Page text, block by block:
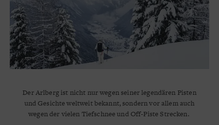
Der Arlberg ist nicht nur wegen seiner legendären Pisten
und Gesichte weltweit bekannt, sondern vor allem auch
wegen der vielen Tiefschnee und Off-Piste Strecken.